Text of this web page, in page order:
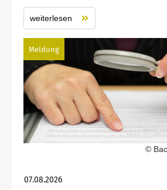
weiterlesen
Meldung
©
07.08.2026